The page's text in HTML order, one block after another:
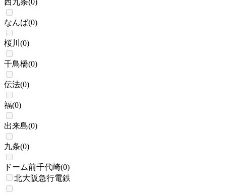
西九条(0)
なんば(0)
桜川 (0)
千鳥橋(0)
伝法(0)
福(0)
出来島(0)
九条(0)
ドーム前千代崎(0)
北大阪急行電鉄